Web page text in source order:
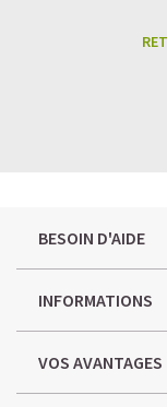
BESOIN D'AIDE
INFORMATIONS
VOS AVANTAGES